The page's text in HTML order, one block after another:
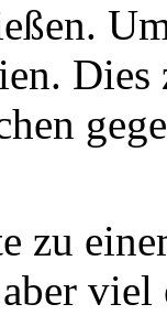
zu
viel